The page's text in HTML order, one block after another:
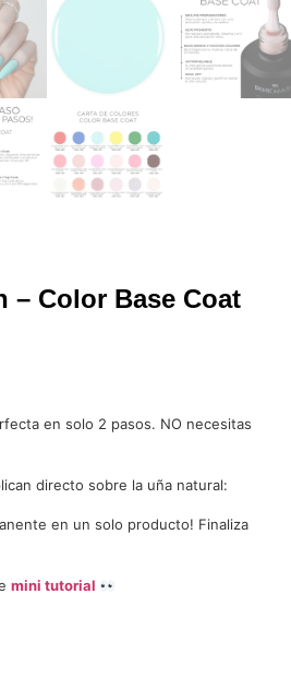
– Color Base Coat
en solo 2 pasos. NO necesitas
directo sobre la uña natural:
en un solo producto! Finaliza
mini tutorial